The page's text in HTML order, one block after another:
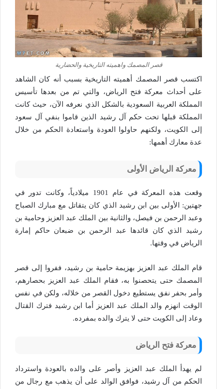
قصر المصمك واهميته التاريخية والحضارية
اكتسب قصر المصمك أهميته التاريخية بسبب أنه كان الشاهد
على أحداث معركة فتح الرياض، والتي تم من بعدها تأسيس
المملكة العربية السعودية بالشكل الذي نعرفه الآن، حيث كانت
المملكة قبلها تحت حكم آل رشيد الذين قاموا بنفي آل سعود
إلى الكويت، ولكنهم حاولوا العودة واستعادة الحكم من خلال
عدة معارك أهمها:
معركة الرياض الأولى
وقعت هذه المعركة في عام 1901 ميلادياً، وكانت تدور في
جهتين: الأولى بين ابن رشيد الذي كان يتقاتل مع مبارك الصباح
وعبد الرحمن بن فيصل، والثانية بين الملك عبد العزيز وحامية بن
رشيد الذي كان قائدها عبد الرحمن بن ضبعان حاكم إمارة
الرياض في وقتها.
قام الملك عبد العزيز بهزيمة حامية بن رشيد، ففروا إلى قصر
المصمك حتى يتحصنوا به، فقام الملك عبد العزيز بحصارهم،
وأمر بحفر نفق يستطيع دخول القصر من خلاله، ولكن في نفس
الوقت انهزم والد الملك عبد العزيز أما ابن رشيد فترك القتال
وعاد إلى الكويت حتى لا يترك والده بمفرده.
معركة فتح الرياض
لم يهدأ الملك عبد العزيز وأصر على والده بالعودة واسترداد
الحكم من آل رشيد، فوافق الوالد على أن يذهب مع رجال من